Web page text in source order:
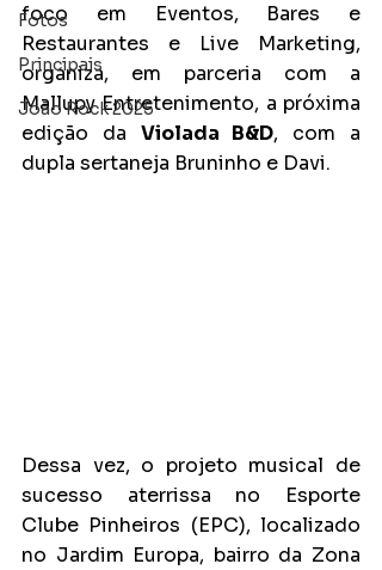
Fotos
Principais
João Rock 2025
foco em Eventos, Bares e
Restaurantes e Live Marketing,
organiza, em parceria com a
Mallupy Entretenimento, a próxima
edição da Violada B&D, com a
dupla sertaneja Bruninho e Davi.
Dessa vez, o projeto musical de
sucesso aterrissa no Esporte
Clube Pinheiros (EPC), localizado
no Jardim Europa, bairro da Zona